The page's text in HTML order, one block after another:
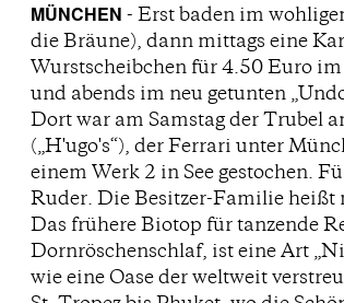
MÜNCHEN - Erst baden im
die Bräune), dann mittags eine
Wurstscheibchen für 4.50 Euro
und abends im neu getunten
Dort war am Samstag der Trubel
(„H'ugo's“), der Ferrari unter
einem Werk 2 in See gestochen.
Ruder. Die Besitzer-Familie heißt
Das frühere Biotop für tanzende
Dornröschenschlaf, ist eine Art
wie eine Oase der weltweit